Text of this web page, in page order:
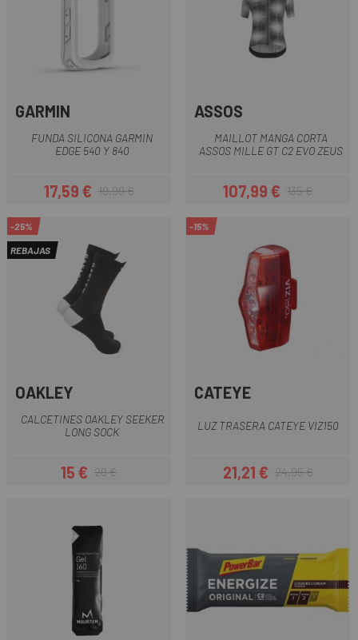
GARMIN
FUNDA SILICONA GARMIN
EDGE 540 Y 840
Precio
17,59 €Precio regular
19,99 €
ASSOS
MAILLOT MANGA CORTA
ASSOS MILLE GT C2 EVO ZEUS
Precio
107,99 €Precio regular
135 €
-25%
REBAJAS
OAKLEY
CALCETINES OAKLEY SEEKER
LONG SOCK
Precio
15 € Precio regular
20 €
-15%
CATEYE
LUZ TRASERA CATEYE VIZ150
Precio
21,21 €Precio regular
24,95 €